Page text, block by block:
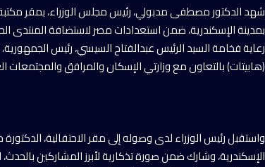
شهد الدكتور مصطفى مدبولي، رئيس مجلس الوزراء، بمقر مكتبة
بمدينة الإسكندرية، ضمن استعدادات مصر لاستضافة المنتدى
رعاية فخامة السيد الرئيس عبدالفتاح السيسي، رئيس
(هابيتات) بالتعاون مع وزارتي الإسكان والمرافق والمجتمعات العمرانية،
واستقبل رئيس الوزراء لدى وصوله إلى مقر الاحتفالية،
الإسكندرية، وشارك ضمن صورة تذكارية لأبرز المشاركين